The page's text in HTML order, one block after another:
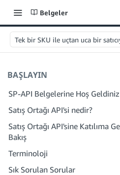
Belgeler
Tek bir SKU ile uçtan uca bir
BAŞLAYIN
SP-API Belgelerine Hoş Geldiniz
Satış Ortağı API'si nedir?
Satış Ortağı API'sine Katılıma
Bakış
Geliştirici Olarak Onboarding
Hizmet Sağlayıcı Olarak İşe Alım
Terminoloji
Sık Sorulan Sorular